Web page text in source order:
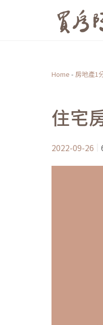
Home - 房地產1
住宅
2022-09-26